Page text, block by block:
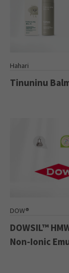
Hahari
Tinuninu
DOW®
DOWSIL™
Non-Ionic